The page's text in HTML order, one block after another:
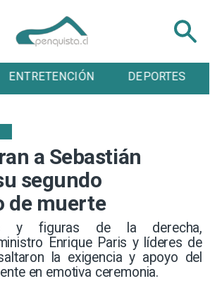
DEPORTES CULTURA
a Sebastián
segundo
de muerte
y figuras de la derecha,
Enrique Paris y líderes de
la exigencia y apoyo del
en emotiva ceremonia.